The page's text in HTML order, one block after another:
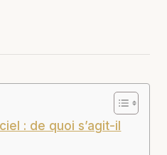
: de quoi s’agit-il